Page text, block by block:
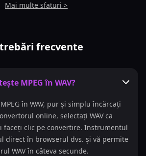
Mai multe sfaturi >
frecvente
MPEG în WAV?
în WAV, pur și simplu încărcați
online, selectați WAV ca
faceți clic pe convertire. Instrumentul
direct în browserul dvs. și vă permite
WAV în câteva secunde.